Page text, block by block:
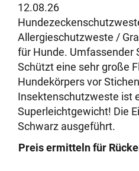
mit5.00
von 5,
basierend
auf
Kundenbewe
rtungen
12.08.26
Allergieschutzweste /
für Hunde. Umfassender
Schützt eine sehr große
Hundekörpers vor
Insektenschutzweste ist
Superleichtgewicht! Die
Schwarz ausgeführt.
Preis ermitteln für